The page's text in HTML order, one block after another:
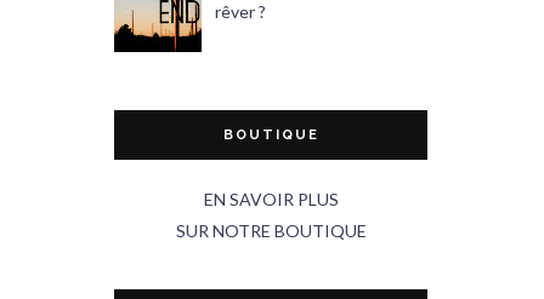
rêver ?
BOUTIQUE
EN SAVOIR PLUS
SUR NOTRE BOUTIQUE